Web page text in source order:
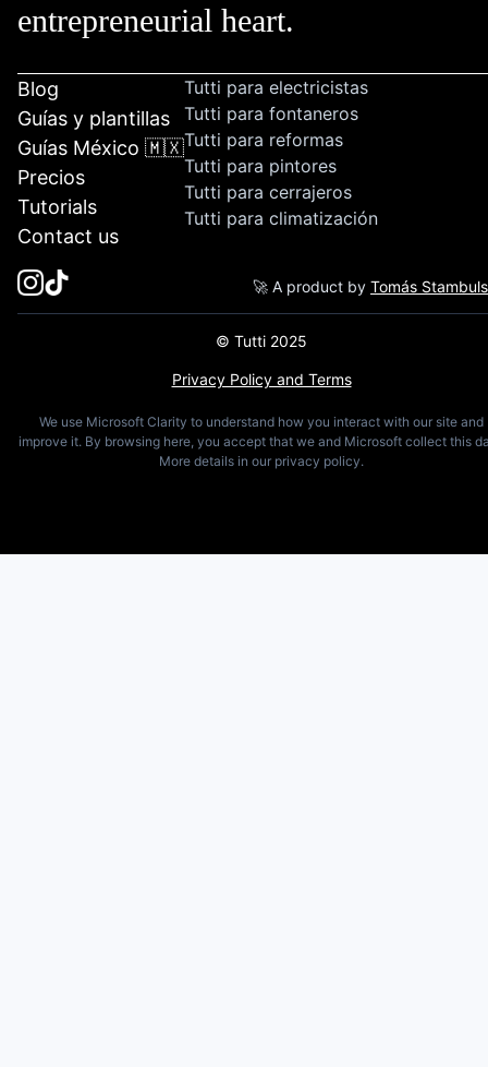
entrepreneurial heart.
Blog
Guías y plantillas
Guías México 🇲🇽
Precios
Tutorials
Contact us
Tutti para electricistas
Tutti para fontaneros
Tutti para reformas
Tutti para pintores
Tutti para cerrajeros
Tutti para climatización
🚀 A product by Tomás
© Tutti 2025
Privacy Policy and Terms
We use Microsoft Clarity to understand how you interact with our site and
improve it. By browsing here, you accept that we and Microsoft collect this
More details in our privacy policy.